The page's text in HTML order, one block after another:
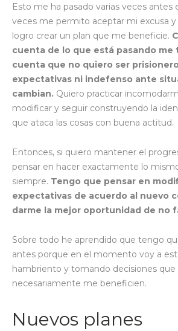
Esto me ha pasado varias veces antes
veces me permito aceptar mi excusa y
logro crear un plan que me beneficie.
cuenta de lo que está pasando me
cuenta que no quiero ser
expectativas ni indefenso ante
cambian. Quiero practicar
modificar y seguir construyendo la
que ataca las cosas con buena actitud.
Entonces, si quiero mantener el
pensar en hacer exactamente lo
siempre. Tengo que pensar en
expectativas de acuerdo al nuevo
darme la mejor oportunidad de no
Sobre todo he aprendido que tengo
antes porque en el momento voy a
hambriento y tomando decisiones que
necesariamente me beneficien.
Nuevos planes